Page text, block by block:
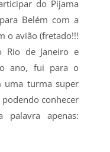
do Pijama
Belém com a
o avião (fretado!!!
Rio de Janeiro e
ano, fui para o
uma turma super
conhecer
palavra apenas: